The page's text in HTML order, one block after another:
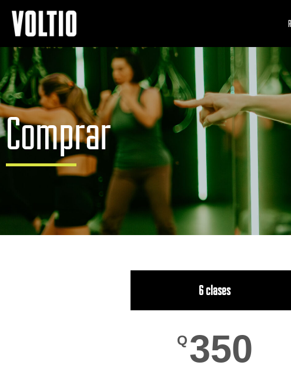
Comprar
6 clases
Q350